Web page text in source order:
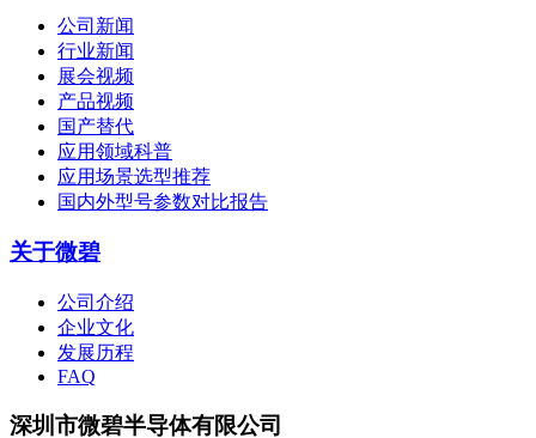
公司新闻
行业新闻
展会视频
产品视频
国产替代
应用领域科普
应用场景选型推荐
国内外型号参数对比报告
关于微碧
公司介绍
企业文化
发展历程
FAQ
深圳市微碧半导体有限公司